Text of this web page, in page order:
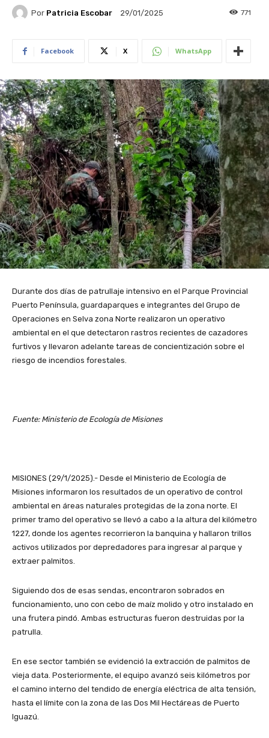
Por Patricia Escobar 29/01/2025 771
Facebook X WhatsApp
Durante dos días de patrullaje intensivo en el Parque Provincial
Puerto Península, guardaparques e integrantes del Grupo de
Operaciones en Selva zona Norte realizaron un operativo
ambiental en el que detectaron rastros recientes de cazadores
furtivos y llevaron adelante tareas de concientización sobre el
riesgo de incendios forestales.
Fuente: Ministerio de Ecología de Misiones
MISIONES (29/1/2025).- Desde el Ministerio de Ecología de
Misiones informaron los resultados de un operativo de control
ambiental en áreas naturales protegidas de la zona norte. El
primer tramo del operativo se llevó a cabo a la altura del kilómetro
1227, donde los agentes recorrieron la banquina y hallaron trillos
activos utilizados por depredadores para ingresar al parque y
extraer palmitos.
Siguiendo dos de esas sendas, encontraron sobrados en
funcionamiento, uno con cebo de maíz molido y otro instalado en
una frutera pindó. Ambas estructuras fueron destruidas por la
patrulla.
En ese sector también se evidenció la extracción de palmitos de
vieja data. Posteriormente, el equipo avanzó seis kilómetros por
el camino interno del tendido de energía eléctrica de alta tensión,
hasta el límite con la zona de las Dos Mil Hectáreas de Puerto
Iguazú.